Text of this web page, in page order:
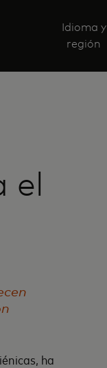
Idioma y
región
el
ha